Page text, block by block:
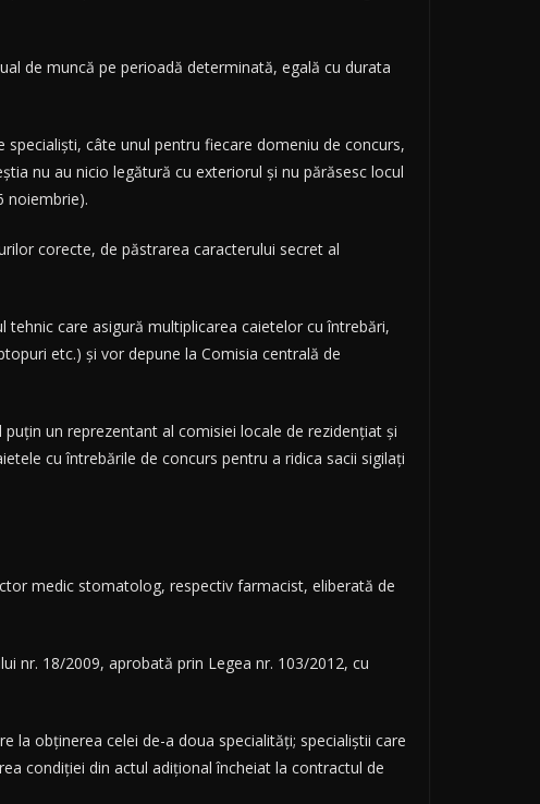
de muncă pe perioadă determinată, egală cu durata
câte unul pentru fiecare domeniu de concurs,
nu au nicio legătură cu exteriorul și nu părăsesc locul
noiembrie).
corecte, de păstrarea caracterului secret al
care asigură multiplicarea caietelor cu întrebări,
etc.) și vor depune la Comisia centrală de
un reprezentant al comisiei locale de rezidențiat și
cu întrebările de concurs pentru a ridica sacii sigilați
medic stomatolog, respectiv farmacist, eliberată de
nr. 18/2009, aprobată prin Legea nr. 103/2012, cu
la obținerea celei de-a doua specialități; specialiștii care
condiției din actul adițional încheiat la contractul de